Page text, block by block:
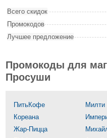
Всего скидок
Промокодов
Лучшее предложение
Промокоды для
Просуши
ПитьКофе
Милти
Кореана
Жар-Пицца